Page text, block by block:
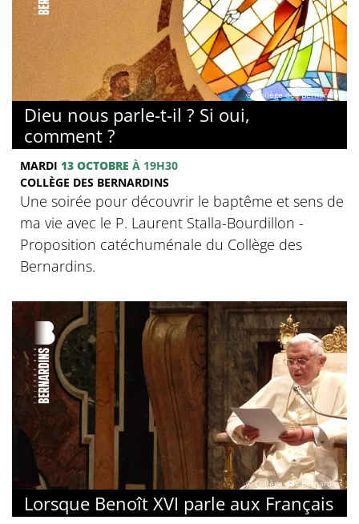
© Collège des Bernardins
Dieu nous parle-t-il ? Si oui,
comment ?
MARDI 13 OCTOBRE À 19H30
COLLÈGE DES BERNARDINS
Une soirée pour découvrir le baptême et sens de
ma vie avec le P. Laurent Stalla-Bourdillon -
Proposition catéchuménale du Collège des
Bernardins.
© Collège des Bernardins
Lorsque Benoît XVI parle aux Français